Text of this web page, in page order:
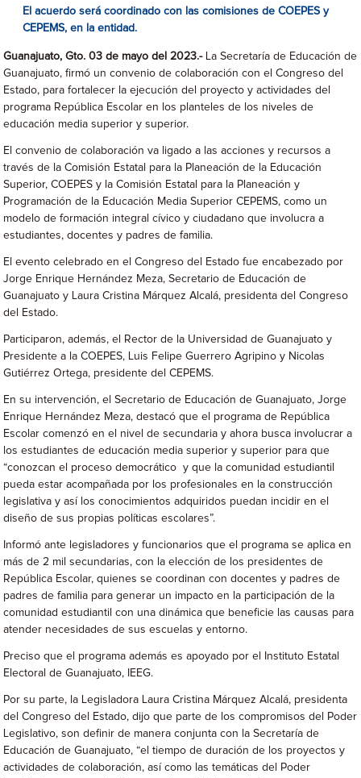
El acuerdo será coordinado con las comisiones de COEPES y
CEPEMS, en la entidad.
Guanajuato, Gto. 03 de mayo del 2023.- La Secretaría de Educación de
Guanajuato, firmó un convenio de colaboración con el Congreso del
Estado, para fortalecer la ejecución del proyecto y actividades del
programa República Escolar en los planteles de los niveles de
educación media superior y superior.
El convenio de colaboración va ligado a las acciones y recursos a
través de la Comisión Estatal para la Planeación de la Educación
Superior, COEPES y la Comisión Estatal para la Planeación y
Programación de la Educación Media Superior CEPEMS, como un
modelo de formación integral cívico y ciudadano que involucra a
estudiantes, docentes y padres de familia.
El evento celebrado en el Congreso del Estado fue encabezado por
Jorge Enrique Hernández Meza, Secretario de Educación de
Guanajuato y Laura Cristina Márquez Alcalá, presidenta del Congreso
del Estado.
Participaron, además, el Rector de la Universidad de Guanajuato y
Presidente a la COEPES, Luis Felipe Guerrero Agripino y Nicolas
Gutiérrez Ortega, presidente del CEPEMS.
En su intervención, el Secretario de Educación de Guanajuato, Jorge
Enrique Hernández Meza, destacó que el programa de República
Escolar comenzó en el nivel de secundaria y ahora busca involucrar a
los estudiantes de educación media superior y superior para que
“conozcan el proceso democrático y que la comunidad estudiantil
pueda estar acompañada por los profesionales en la construcción
legislativa y así los conocimientos adquiridos puedan incidir en el
diseño de sus propias políticas escolares”.
Informó ante legisladores y funcionarios que el programa se aplica en
más de 2 mil secundarias, con la elección de los presidentes de
República Escolar, quienes se coordinan con docentes y padres de
padres de familia para generar un impacto en la participación de la
comunidad estudiantil con una dinámica que beneficie las causas para
atender necesidades de sus escuelas y entorno.
Preciso que el programa además es apoyado por el Instituto Estatal
Electoral de Guanajuato, IEEG.
Por su parte, la Legisladora Laura Cristina Márquez Alcalá, presidenta
del Congreso del Estado, dijo que parte de los compromisos del Poder
Legislativo, son definir de manera conjunta con la Secretaría de
Educación de Guanajuato, “el tiempo de duración de los proyectos y
actividades de colaboración, así como las temáticas del Poder